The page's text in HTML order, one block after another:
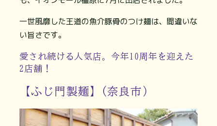
一世風靡した王道の魚介豚骨のつけ麺は、間違いな
い旨さです。
愛され続ける人気店。今年10周年を迎えた
2店舗！
【ふじ門製麺】(奈良市）